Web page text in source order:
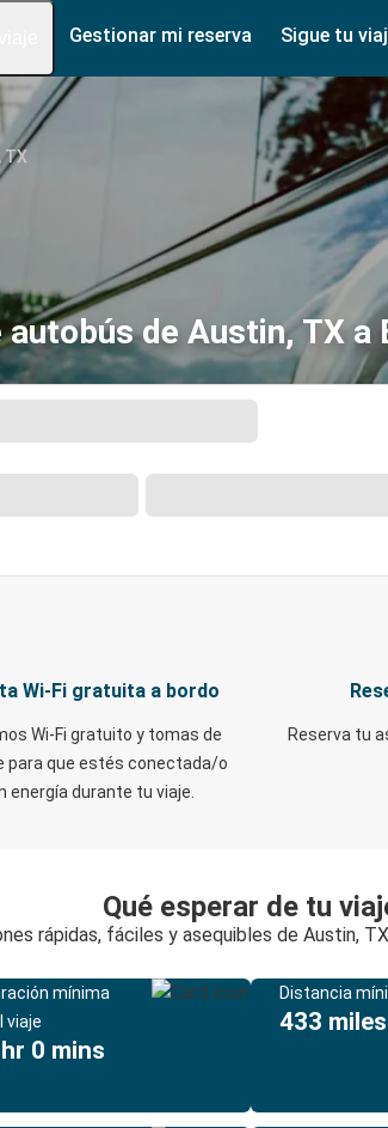
Gestionar mi reserva Sigue tu
TX
autobús de Austin, TX a
Wi-Fi gratuita a bordo
Wi-Fi gratuito y tomas de
para que estés conectada/o
energía durante tu viaje.
Reserva tu
Qué esperar de tu
rápidas, fáciles y asequibles de Austin,
mínima
viaje
0 mins
Distancia
433 miles